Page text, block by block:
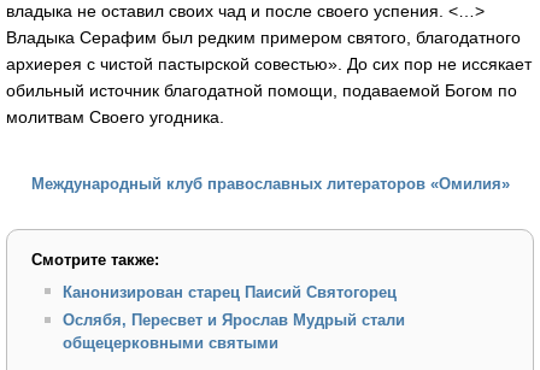
владыка не оставил своих чад и после своего успения. <…>
Владыка Серафим был редким примером святого, благодатного
архиерея с чистой пастырской совестью». До сих пор не иссякает
обильный источник благодатной помощи, подаваемой Богом по
молитвам Своего угодника.
Международный клуб православных литераторов «Омилия»
Смотрите также:
Канонизирован старец Паисий Святогорец
Ослябя, Пересвет и Ярослав Мудрый стали
общецерковными святыми